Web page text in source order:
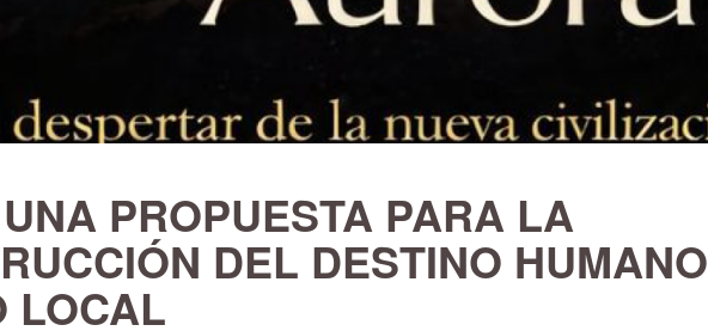
PROPUESTA PARA LA
DEL DESTINO HUMANO
LOCAL